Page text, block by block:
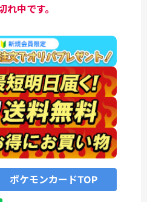
れ中です。
ポケモンカードTOP